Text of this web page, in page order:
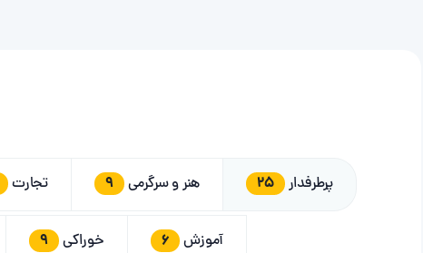
پرطرفدار 25 هنر و سرگرمی 9 تجارت
آموزش 6 خوراکی 9